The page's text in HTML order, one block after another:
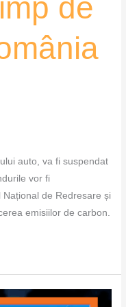
de
auto, va fi suspendat
vor fi
de Redresare și
emisiilor de carbon.